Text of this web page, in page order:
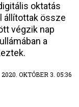
oktatás
állítottak össze
végzik nap
a
2020. OKTÓBER 3. 05:36